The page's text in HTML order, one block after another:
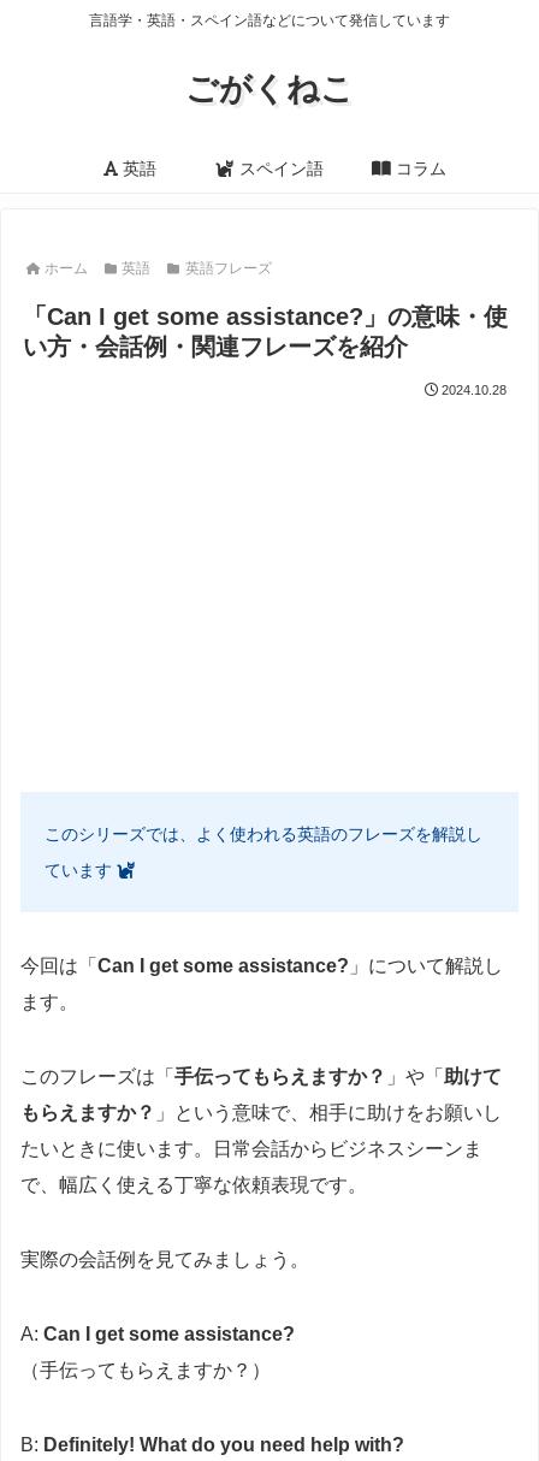
言語学・英語・スペイン語などについて発信しています
ごがくねこ
英語 スペイン語 コラム
ホーム 英語 英語フレーズ
「Can I get some assistance?」の意味・使
い方・会話例・関連フレーズを紹介
2024.10.28
このシリーズでは、よく使われる英語のフレーズを解説し
ています
今回は「 Can I get some assistance? 」について解説し
ます。
このフレーズは「 手伝ってもらえますか？ 」や「 助けて
もらえますか？ 」という意味で、相手に助けをお願いし
たいときに使います。日常会話からビジネスシーンま
で、幅広く使える丁寧な依頼表現です。
実際の会話例を見てみましょう。
A: Can I get some assistance?
（手伝ってもらえますか？）
B: Definitely! What do you need help with?